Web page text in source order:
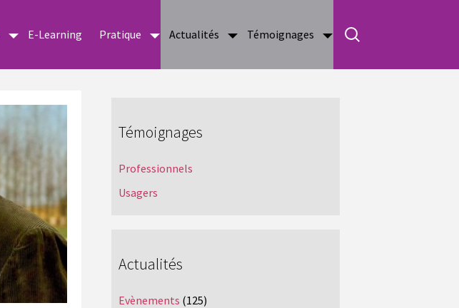
E-Learning Pratique Actualités Témoignages
Témoignages
Professionnels
Usagers
Actualités
Evènements (125)